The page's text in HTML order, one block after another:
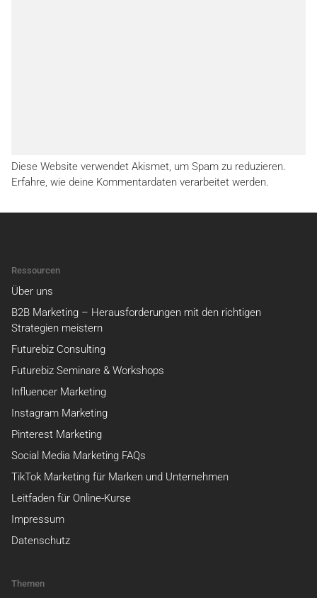
Diese Website verwendet Akismet, um Spam zu reduzieren.
Erfahre, wie deine Kommentardaten verarbeitet werden.
Ressourcen
Über uns
B2B Marketing – Herausforderungen mit den richtigen
Strategien meistern
Futurebiz Consulting
Futurebiz Seminare & Workshops
Influencer Marketing
Instagram Marketing
Pinterest Marketing
Social Media Marketing FAQs
TikTok Marketing für Marken und Unternehmen
Leitfaden für Online-Kurse
Impressum
Datenschutz
Themen